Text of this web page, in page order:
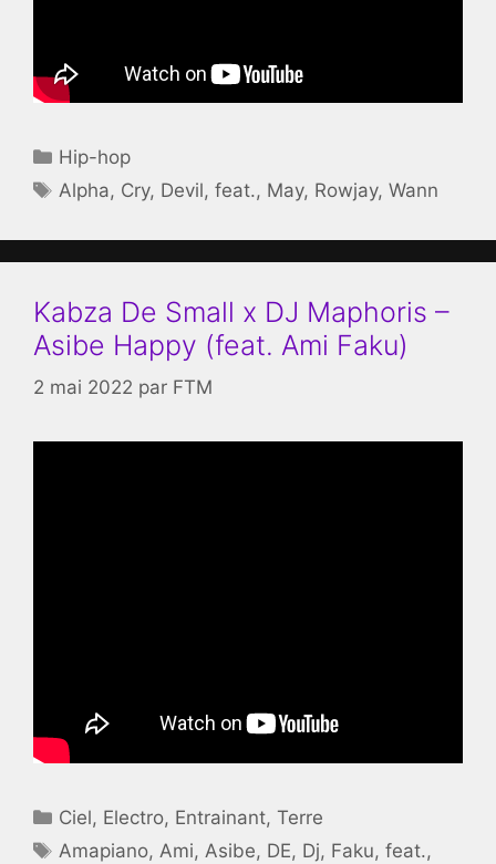
Catégories
Hip-hop
Étiquettes
Alpha, Cry, Devil,feat., May, Rowjay,Wann
Kabza De Small x DJ Maphoris –
Asibe Happy (feat. Ami Faku)
2 mai 2022 par FTM
Catégories
Ciel, Electro, Entrainant,Terre
Étiquettes
Amapiano,Ami,Asibe, DE, Dj, Faku,feat.,